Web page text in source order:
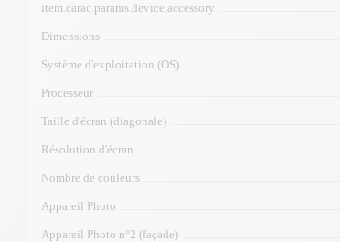
item.carac.params.device.accessory
Dimensions
Système d'exploitation (OS)
Processeur
Taille d'écran (diagonale)
Résolution d'écran
Nombre de couleurs
Appareil Photo
Appareil Photo n°2 (façade)